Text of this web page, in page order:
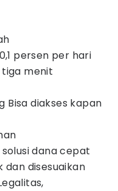
persen per hari
tiga menit
Bisa diakses kapan
dana cepat
dan disesuaikan